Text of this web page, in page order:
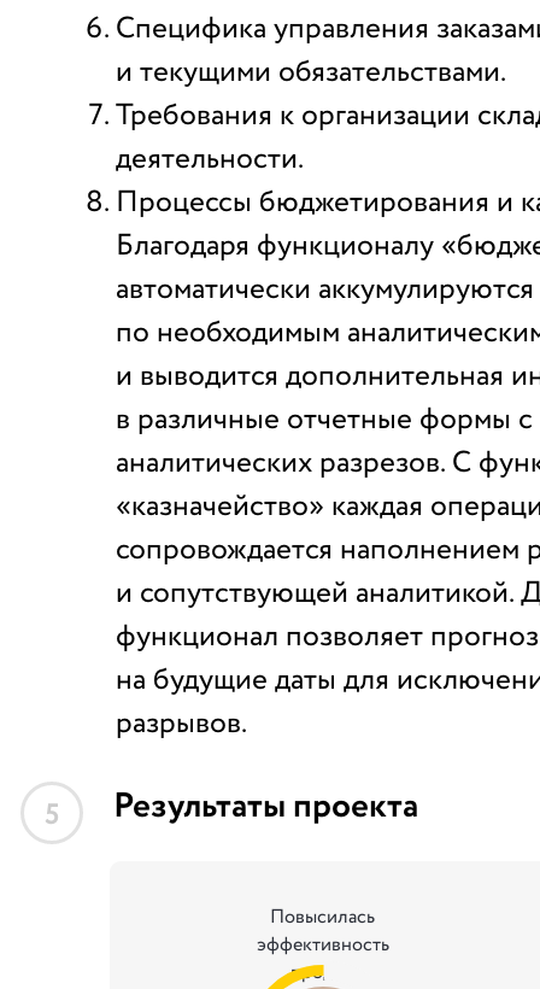
Специфика управления
и текущими обязательствами.
Требования к организации
деятельности.
Процессы бюджетирования и
Благодаря функционалу
автоматически
по необходимым
и выводится дополнительная
в различные отчетные формы с
аналитических разрезов. С
«казначейство» каждая
сопровождается наполнением
и сопутствующей аналитикой.
функционал позволяет
на будущие даты для
разрывов.
5 Результаты проекта
Повысилась
эффективность
продаж